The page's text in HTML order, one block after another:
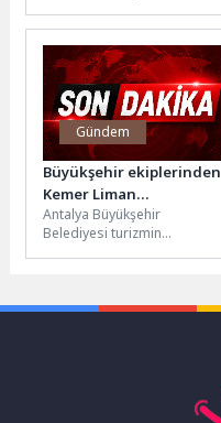
olarak gerçekleştiŞubat...
Gündem
Büyükşehir ekiplerinden
Kemer Liman
Caddesi’nde çalışma
Antalya Büyükşehir
Belediyesi turizmin
tarafından, Kemer Liman...